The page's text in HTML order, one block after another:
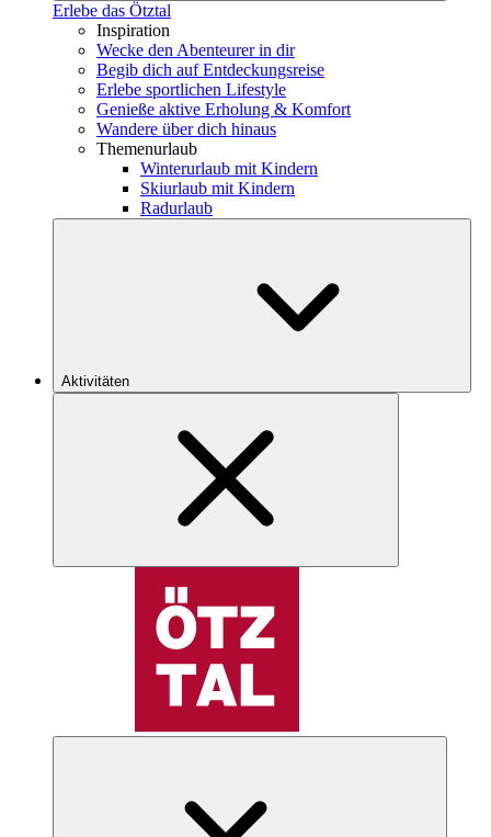
Erlebe das Ötztal
Inspiration
Wecke den Abenteurer in dir
Begib dich auf Entdeckungsreise
Erlebe sportlichen Lifestyle
Genieße aktive Erholung & Komfort
Wandere über dich hinaus
Themenurlaub
Winterurlaub mit Kindern
Skiurlaub mit Kindern
Radurlaub
Aktivitäten